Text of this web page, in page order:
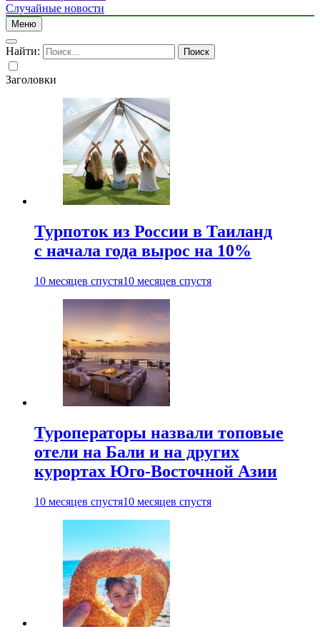
Случайные новости
Меню
Найти:
Заголовки
Турпоток из России в Таиланд
с начала года вырос на 10%
10 месяцев спустя10 месяцев спустя
Туроператоры назвали топовые
отели на Бали и на других
курортах Юго-Восточной Азии
10 месяцев спустя10 месяцев спустя